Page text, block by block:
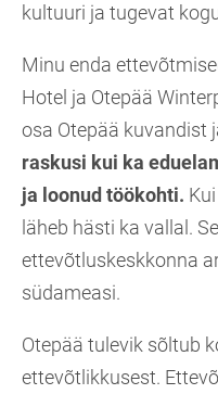
kultuuri ja tugevat
Minu enda
Hotel ja Otepää
osa Otepää kuvandist
raskusi kui ka
ja loonud töökohti.
läheb hästi ka vallal.
ettevõtluskeskkonna
südameasi.
Otepää tulevik sõltub
ettevõtlikkusest.